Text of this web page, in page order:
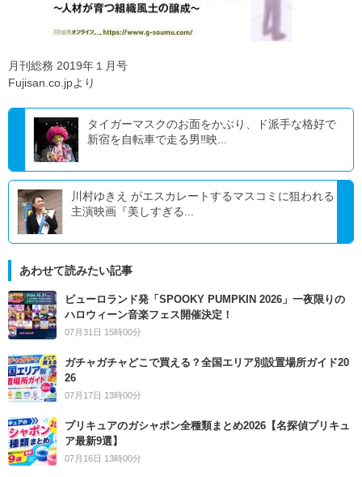
月刊総務 2019年１月号
Fujisan.co.jpより
タイガーマスクのお面をかぶり、ド派手な格好で
新宿を自転車で走る男‼映...
川村ゆきえ がエスカレートするマスコミに狙われる
主演映画『美しすぎる...
あわせて読みたい記事
ピューロランド発「SPOOKY PUMPKIN 2026」一夜限りの
ハロウィーン音楽フェス開催決定！
07月31日 15時00分
ガチャガチャどこで買える？全国エリア別設置場所ガイド20
26
07月17日 13時00分
プリキュアのガシャポン全種類まとめ2026【名探偵プリキュ
ア最新9選】
07月16日 13時00分